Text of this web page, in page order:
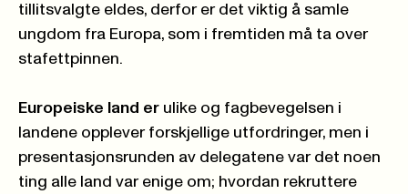
tillitsvalgte eldes, derfor er det viktig å samle
ungdom fra Europa, som i fremtiden må ta over
stafettpinnen.
Europeiske land er ulike og fagbevegelsen i
landene opplever forskjellige utfordringer, men i
presentasjonsrunden av delegatene var det noen
ting alle land var enige om; hvordan rekruttere